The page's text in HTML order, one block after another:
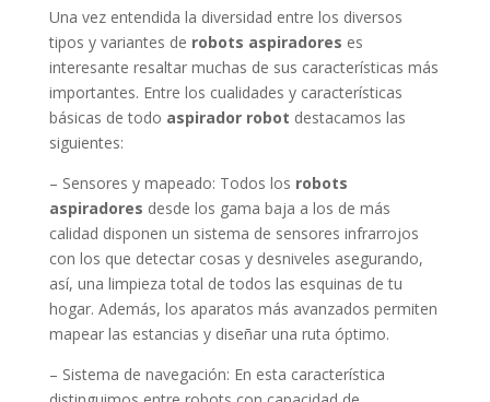
Una vez entendida la diversidad entre los diversos
tipos y variantes de robots aspiradores es
interesante resaltar muchas de sus características más
importantes. Entre los cualidades y características
básicas de todo aspirador robot destacamos las
siguientes:
– Sensores y mapeado: Todos los robots
aspiradores desde los gama baja a los de más
calidad disponen un sistema de sensores infrarrojos
con los que detectar cosas y desniveles asegurando,
así, una limpieza total de todos las esquinas de tu
hogar. Además, los aparatos más avanzados permiten
mapear las estancias y diseñar una ruta óptimo.
– Sistema de navegación: En esta característica